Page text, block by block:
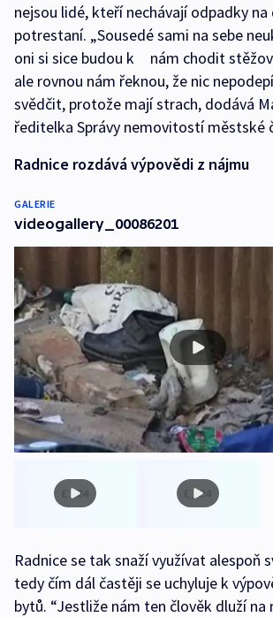
nejsou lidé, kteří nechávají odpadky na
potrestaní. „Sousedé sami na sebe
oni si sice budou k nám chodit
ale rovnou nám řeknou, že nic
svědčit, protože mají strach, dodává
ředitelka Správy nemovitostí městské
Radnice rozdává výpovědi z nájmu
GALERIE
videogallery_00086201
Radnice se tak snaží využívat alespoň
tedy čím dál častěji se uchyluje k
bytů. “Jestliže nám ten člověk dluží na